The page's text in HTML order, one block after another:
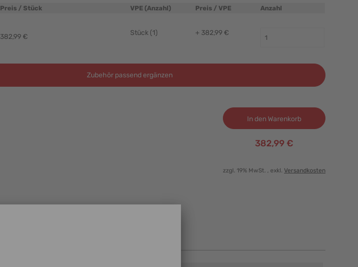
Preis / Stück VPE (Anzahl) Preis / VPE Anzahl
382,99 € Stück (1) + 382,99 €
Zubehör passend ergänzen
In den Warenkorb
382,99 €
zzgl. 19% MwSt. , exkl. Versandkosten